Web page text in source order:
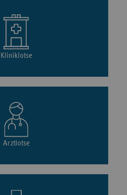
Kliniklotse
Arztlotse